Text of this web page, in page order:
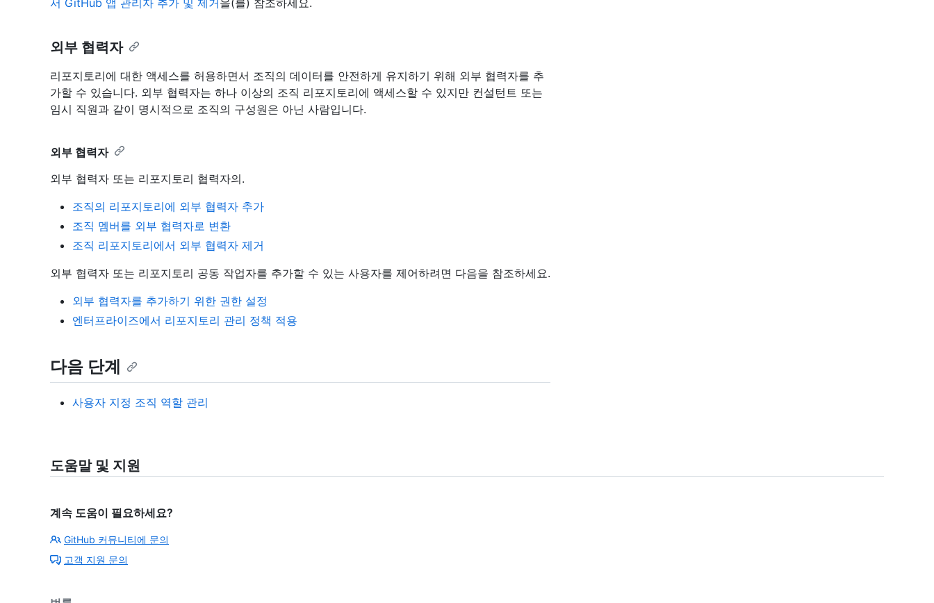
외부 협력자
리포지토리에 대한 액세스를 허용하면서 조직의 데이터를 안전하게 유지하기 위해 외부 협력자를 추
가할 수 있습니다. 외부 협력자는 하나 이상의 조직 리포지토리에 액세스할 수 있지만 컨설턴트 또는
임시 직원과 같이 명시적으로 조직의 구성원은 아닌 사람입니다.
외부 협력자
외부 협력자 또는 리포지토리 협력자의.
조직의 리포지토리에 외부 협력자 추가
조직 멤버를 외부 협력자로 변환
조직 리포지토리에서 외부 협력자 제거
외부 협력자 또는 리포지토리 공동 작업자를 추가할 수 있는 사용자를 제어하려면 다음을 참조하세요.
외부 협력자를 추가하기 위한 권한 설정
엔터프라이즈에서 리포지토리 관리 정책 적용
다음 단계
사용자 지정 조직 역할 관리
도움말 및 지원
계속 도움이 필요하세요?
GitHub 커뮤니티에 문의
고객 지원 문의